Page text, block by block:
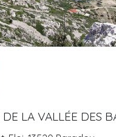
DE LA VALLÉE DES